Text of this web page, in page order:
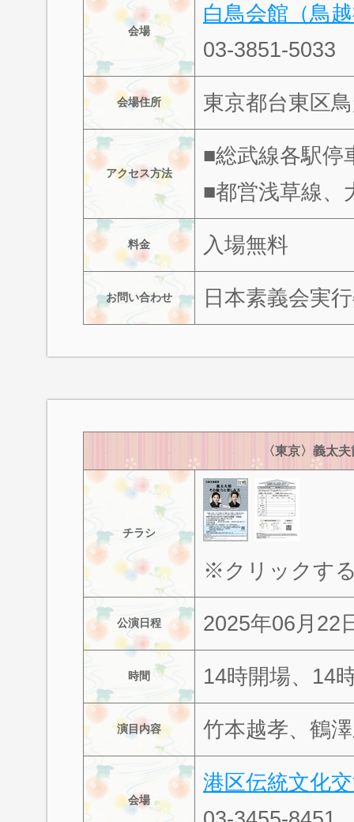
会場
白鳥会館（鳥
03-3851-5033
会場住所 東京都台東区
アクセス方法
■総武線各駅停
■都営浅草線、
料金 入場無料
お問い合わせ 日本素義会実
〈東京〉義太
チラシ
※クリックす
公演日程 2025年06月22
時間 14時開場、14
演目内容 竹本越孝、鶴
会場
港区伝統文化